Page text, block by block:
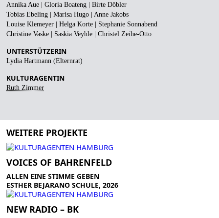
Annika Aue | Gloria Boateng | Birte Döbler
Tobias Ebeling | Marisa Hugo | Anne Jakobs
Louise Klemeyer | Helga Korte | Stephanie Sonnabend
Christine Vaske | Saskia Veyhle | Christel Zeihe-Otto
UNTERSTÜTZERIN
Lydia Hartmann (Elternrat)
KULTURAGENTIN
Ruth Zimmer
WEITERE PROJEKTE
VOICES OF BAHRENFELD
ALLEN EINE STIMME GEBEN
ESTHER BEJARANO SCHULE, 2026
NEW RADIO – BK